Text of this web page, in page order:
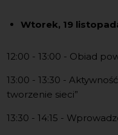
Wtorek, 19
12:00 - 13:00 - Obiad
13:00 - 13:30 -
tworzenie sieci”
13:30 - 14:15 -